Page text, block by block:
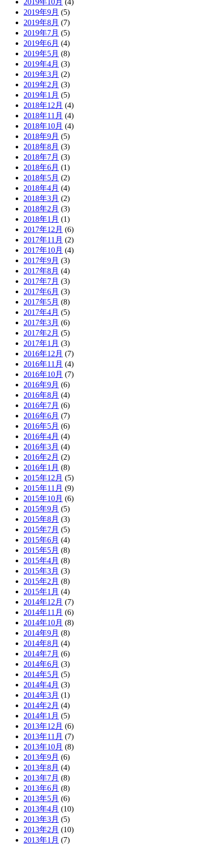
2019年9月 (5)
2019年8月 (7)
2019年7月 (5)
2019年6月 (4)
2019年5月 (8)
2019年4月 (3)
2019年3月 (2)
2019年2月 (3)
2019年1月 (5)
2018年12月 (4)
2018年11月 (4)
2018年10月 (4)
2018年9月 (5)
2018年8月 (3)
2018年7月 (3)
2018年6月 (1)
2018年5月 (2)
2018年4月 (4)
2018年3月 (2)
2018年2月 (3)
2018年1月 (1)
2017年12月 (6)
2017年11月 (2)
2017年10月 (4)
2017年9月 (3)
2017年8月 (4)
2017年7月 (3)
2017年6月 (3)
2017年5月 (8)
2017年4月 (5)
2017年3月 (6)
2017年2月 (5)
2017年1月 (3)
2016年12月 (7)
2016年11月 (4)
2016年10月 (7)
2016年9月 (6)
2016年8月 (4)
2016年7月 (6)
2016年6月 (7)
2016年5月 (6)
2016年4月 (4)
2016年3月 (4)
2016年2月 (2)
2016年1月 (8)
2015年12月 (5)
2015年11月 (9)
2015年10月 (6)
2015年9月 (5)
2015年8月 (3)
2015年7月 (5)
2015年6月 (4)
2015年5月 (8)
2015年4月 (8)
2015年3月 (3)
2015年2月 (8)
2015年1月 (4)
2014年12月 (7)
2014年11月 (6)
2014年10月 (8)
2014年9月 (8)
2014年8月 (4)
2014年7月 (6)
2014年6月 (3)
2014年5月 (5)
2014年4月 (3)
2014年3月 (1)
2014年2月 (4)
2014年1月 (5)
2013年12月 (6)
2013年11月 (7)
2013年10月 (8)
2013年9月 (6)
2013年8月 (4)
2013年7月 (8)
2013年6月 (8)
2013年5月 (6)
2013年4月 (10)
2013年3月 (5)
2013年2月 (10)
2013年1月 (7)